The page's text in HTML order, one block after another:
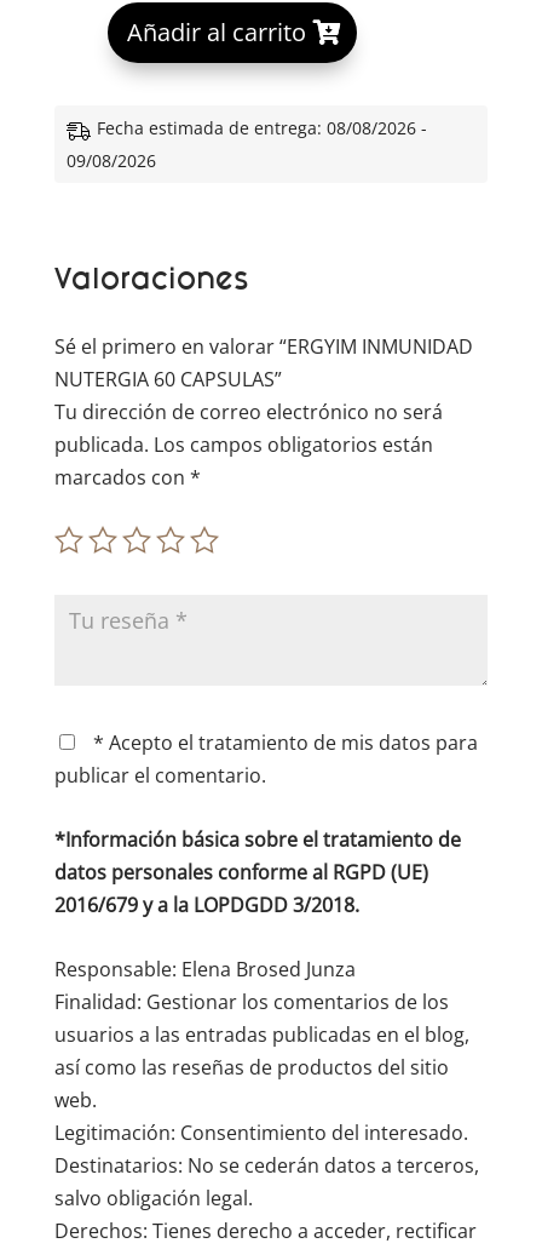
Añadir al carrito
A
e
e
Fecha estimada de entrega: 08/08/2026 -
09/08/2026
Valoraciones
Sé el primero en valorar “ERGYIM INMUNIDAD
NUTERGIA 60 CAPSULAS”
Tu dirección de correo electrónico no será
publicada. Los campos obligatorios están
marcados con *
* Acepto el tratamiento de mis datos para
publicar el comentario.
*Información básica sobre el tratamiento de
datos personales conforme al RGPD (UE)
2016/679 y a la LOPDGDD 3/2018.
Responsable: Elena Brosed Junza
Finalidad: Gestionar los comentarios de los
usuarios a las entradas publicadas en el blog,
así como las reseñas de productos del sitio
web.
Legitimación: Consentimiento del interesado.
Destinatarios: No se cederán datos a terceros,
salvo obligación legal.
Derechos: Tienes derecho a acceder, rectificar